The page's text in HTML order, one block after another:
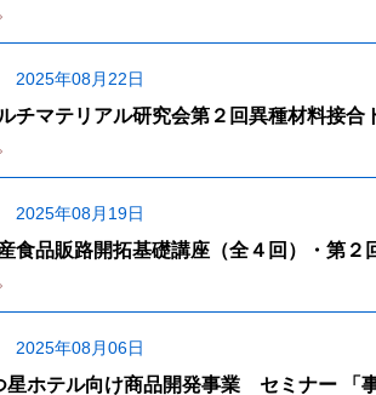
2025年08月22日
チマテリアル研究会第２回異種材料接合
2025年08月19日
食品販路開拓基礎講座（全４回）・第
2025年08月06日
星ホテル向け商品開発事業 セミナー 「